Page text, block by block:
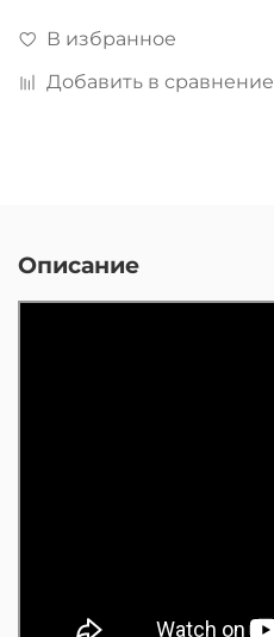
В избранное
Добавить в сравнение
Описание